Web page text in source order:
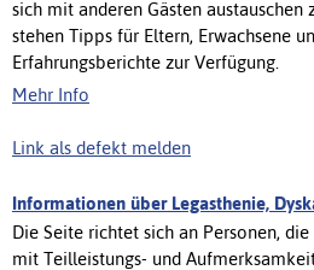
sich mit anderen Gästen austauschen
stehen Tipps für Eltern, Erwachsene
Erfahrungsberichte zur Verfügung.
Mehr Info
Link als defekt melden
Informationen über Legasthenie,
Die Seite richtet sich an Personen,
mit Teilleistungs- und